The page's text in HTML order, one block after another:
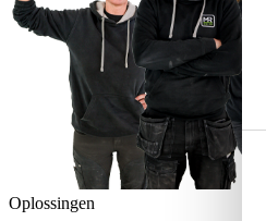
Oplossingen